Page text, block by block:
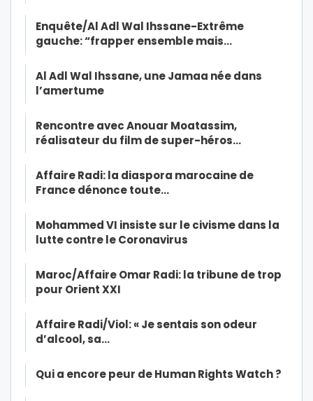
Enquête/Al Adl Wal Ihssane-Extrême
gauche: “frapper ensemble mais…
Al Adl Wal Ihssane, une Jamaa née dans
l’amertume
Rencontre avec Anouar Moatassim,
réalisateur du film de super-héros…
Affaire Radi: la diaspora marocaine de
France dénonce toute…
Mohammed VI insiste sur le civisme dans la
lutte contre le Coronavirus
Maroc/Affaire Omar Radi: la tribune de trop
pour Orient XXI
Affaire Radi/Viol: « Je sentais son odeur
d’alcool, sa…
Qui a encore peur de Human Rights Watch ?